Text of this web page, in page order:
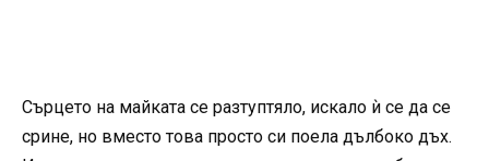
Сърцето на майката се разтуптяло, искало ѝ се да се
срине, но вместо това просто си поела дълбоко дъх.